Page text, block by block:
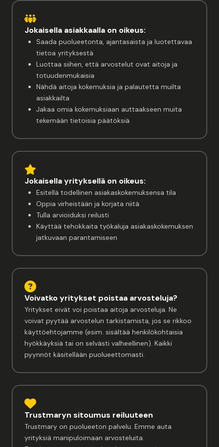
Jokaisella asiakkaalla on oikeus:
Saada puolueetonta, ajantasaista ja luotettavaa
tietoa yrityksestä
Luottaa siihen, että arvostelut ovat aitoja ja
totuudenmukaisia
Nähdä aitoja kokemuksia ja palautetta muilta
asiakkailta
Jakaa omia kokemuksiaan auttaakseen muita
tekemään tietoisia päätöksiä
Jokaisella yrityksellä on oikeus:
Esitellä todellinen asiakaskokemuksensa tila
Oppia virheistään ja korjata niitä
Tulla arvioiduksi reilusti
Käyttää tehokkaita työkaluja asiakaskokemuksen
jatkuvaan parantamiseen
Voivatko yritykset poistaa arvosteluja?
Yritykset eivät voi poistaa aitoja arvosteluja. Ne
voivat pyytää arvostelun tarkistamista, jos se rikkoo
käyttöehtojamme (esim. sisältää henkilökohtaisia
hyökkäyksiä tai on selvästi valheellinen). Kaikki
pyynnöt käsitellään puolueettomasti.
Trustmaryn sitoumus reiluuteen
Trustmary on puolueeton palvelu. Emme auta
yrityksiä manipuloimaan arvosteluita.